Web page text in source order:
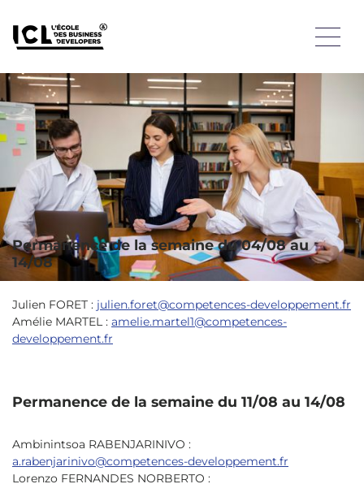
disponible pour répondre à vos questions et vous
accompagner dans votre candidature. Il est encore temps
de nous rejoindre en septembre !
Nos équipes reste disponible pour répondre à vos questions
et vous accompagner dans votre candidature.
Il est encore temps de nous rejoindre en septembre !
Permanence de la semaine du 04/08 au
14/08
Julien FORET : julien.foret@competences-developpement.fr
Amélie MARTEL : amelie.martel1@competences-
developpement.fr
Permanence de la semaine du 11/08 au 14/08
Ambinintsoa RABENJARINIVO :
a.rabenjarinivo@competences-developpement.fr
Lorenzo FERNANDES NORBERTO :